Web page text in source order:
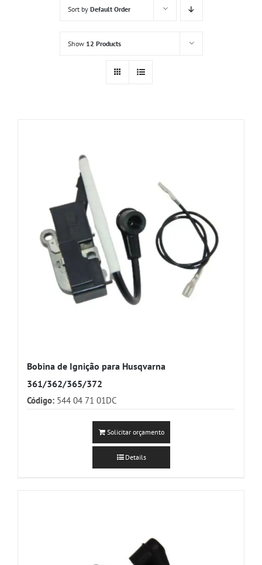
Sort by Default Order
Show 12 Products
Bobina de Ignição para Husqvarna
361/362/365/372
Código: 544 04 71 01DC
Solicitar orçamento
Details